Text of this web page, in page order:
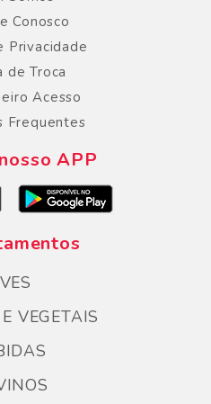
Conosco
Privacidade
de Troca
Acesso
Frequentes
APP
VEGETAIS